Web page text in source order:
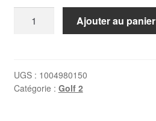
Golf
2
Ajouter au panier
UGS : 1004980150
Catégorie : Golf 2